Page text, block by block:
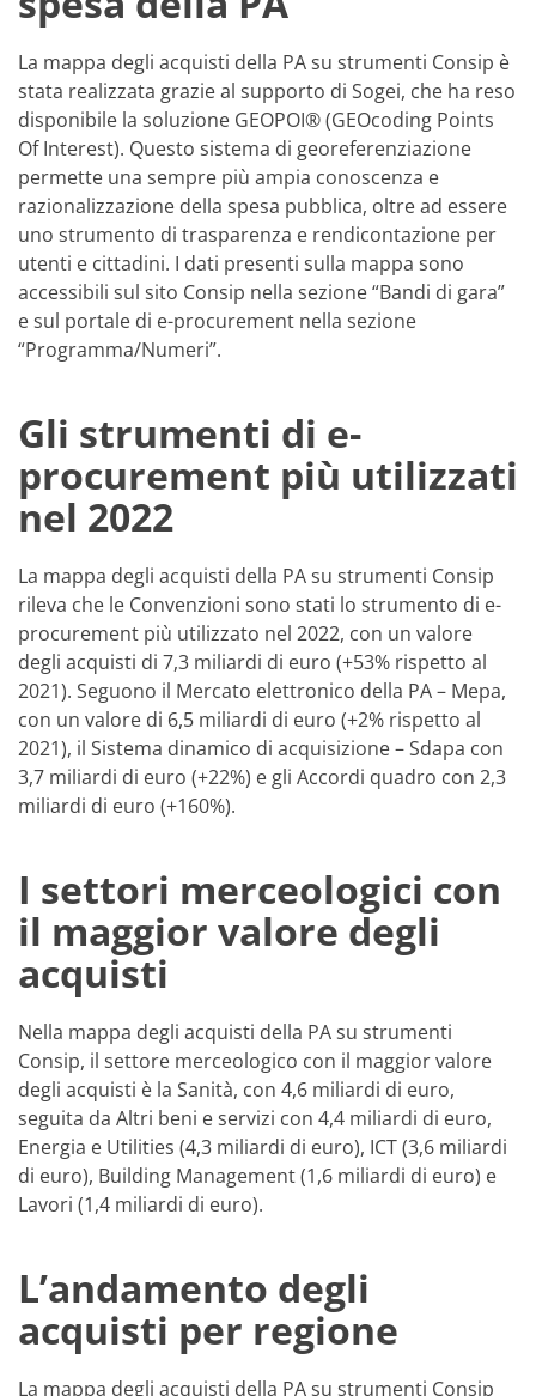
La mappa degli acquisti della PA su strumenti Consip è
stata realizzata grazie al supporto di Sogei, che ha reso
disponibile la soluzione GEOPOI® (GEOcoding Points
Of Interest). Questo sistema di georeferenziazione
permette una sempre più ampia conoscenza e
razionalizzazione della spesa pubblica, oltre ad essere
uno strumento di trasparenza e rendicontazione per
utenti e cittadini. I dati presenti sulla mappa sono
accessibili sul sito Consip nella sezione “Bandi di gara”
e sul portale di e-procurement nella sezione
“Programma/Numeri”.
Gli strumenti di e-
procurement più utilizzati
nel 2022
La mappa degli acquisti della PA su strumenti Consip
rileva che le Convenzioni sono stati lo strumento di e-
procurement più utilizzato nel 2022, con un valore
degli acquisti di 7,3 miliardi di euro (+53% rispetto al
2021). Seguono il Mercato elettronico della PA – Mepa,
con un valore di 6,5 miliardi di euro (+2% rispetto al
2021), il Sistema dinamico di acquisizione – Sdapa con
3,7 miliardi di euro (+22%) e gli Accordi quadro con 2,3
miliardi di euro (+160%).
I settori merceologici con
il maggior valore degli
acquisti
Nella mappa degli acquisti della PA su strumenti
Consip, il settore merceologico con il maggior valore
degli acquisti è la Sanità, con 4,6 miliardi di euro,
seguita da Altri beni e servizi con 4,4 miliardi di euro,
Energia e Utilities (4,3 miliardi di euro), ICT (3,6 miliardi
di euro), Building Management (1,6 miliardi di euro) e
Lavori (1,4 miliardi di euro).
L’andamento degli
acquisti per regione
La mappa degli acquisti della PA su strumenti Consip